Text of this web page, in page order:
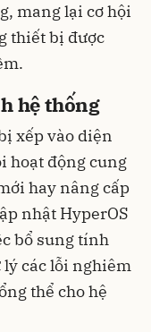
mang lại cơ hội
thiết bị được
hệ thống
xếp vào diện
hoạt động cung
hay nâng cấp
nhật HyperOS
bổ sung tính
các lỗi nghiêm
thể cho hệ